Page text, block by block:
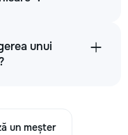
unui
un meșter